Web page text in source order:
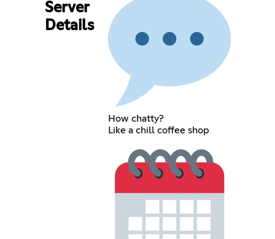
Server
Details
How chatty?
Like a chill coffee shop